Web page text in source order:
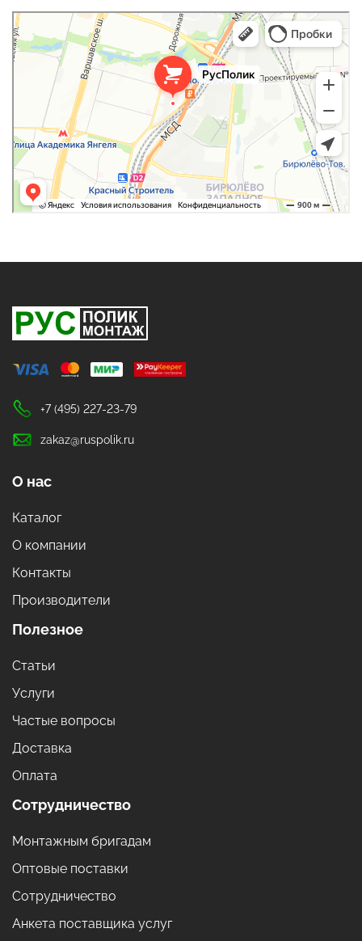
РусПолик
Оргстекло, поликарбонат в Москве
Строительные и отделочные работы в Москве
+7 (495) 227-23-79
zakaz@ruspolik.ru
О нас
Каталог
О компании
Контакты
Производители
Полезное
Статьи
Услуги
Частые вопросы
Доставка
Оплата
Сотрудничество
Монтажным бригадам
Оптовые поставки
Сотрудничество
Анкета поставщика услуг